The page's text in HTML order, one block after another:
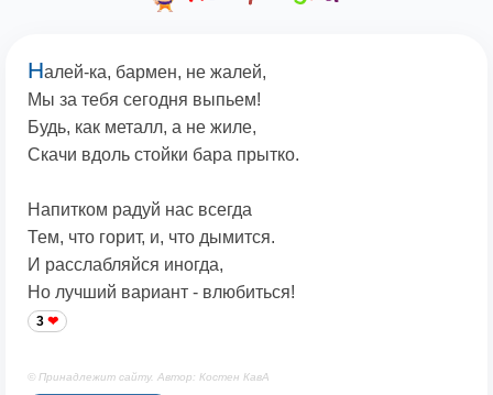
Налей-ка, бармен, не жалей,
Мы за тебя сегодня выпьем!
Будь, как металл, а не жиле,
Скачи вдоль стойки бара прытко.
Напитком радуй нас всегда
Тем, что горит, и, что дымится.
И расслабляйся иногда,
Но лучший вариант - влюбиться!
3
© Принадлежит сайту. Автор: Костен КавА